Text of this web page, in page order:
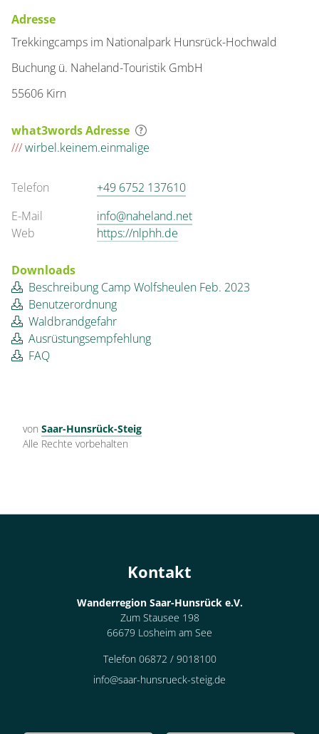
Adresse
Trekkingcamps im Nationalpark Hunsrück-Hochwald
Buchung ü. Naheland-Touristik GmbH
55606 Kirn
what3words Adresse
///wirbel.keinem.einmalige
Telefon
+49 6752 137610
E-Mail
info@naheland.net
Web
https://nlphh.de
Downloads
Beschreibung Camp Wolfsheulen Feb. 2023
Benutzerordnung
Waldbrandgefahr
Ausrüstungsempfehlung
FAQ
von Saar-Hunsrück-Steig
Alle Rechte vorbehalten
Kontakt
Wanderregion Saar-Hunsrück e.V.
Zum Stausee 198
66679 Losheim am See
Telefon 06872 / 9018100
info@saar-hunsrueck-steig.de